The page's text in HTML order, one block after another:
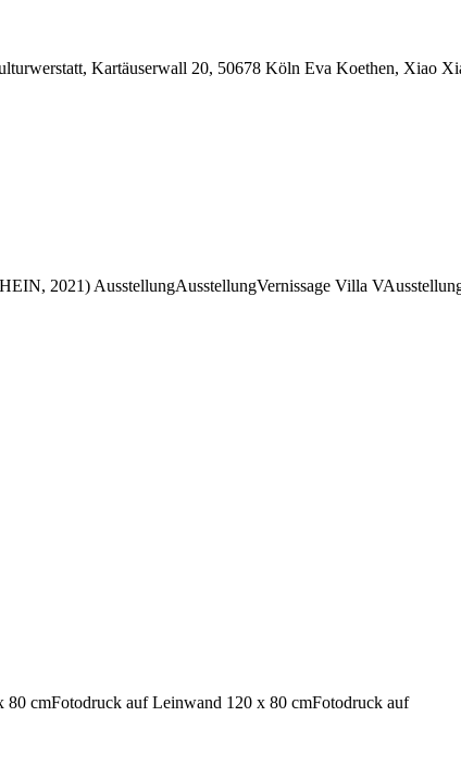
Kartäuserwall 20, 50678 Köln Eva Koethen, Xiao
2021) AusstellungAusstellungVernissage Villa
cmFotodruck auf Leinwand 120 x 80 cmFotodruck auf